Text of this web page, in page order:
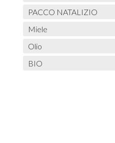
PACCO NATALIZIO
Miele
Olio
BIO